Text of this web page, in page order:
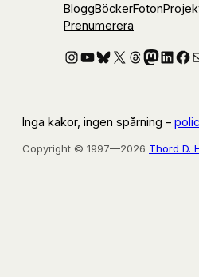
BloggBöckerFoton
Prenumerera
Instagram
YouTube
Bluesky
X Threads
Inga kakor, ingen spårning –
Copyright © 1997—2026 Thord D.